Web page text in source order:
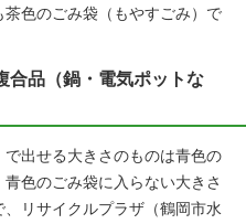
色のごみ袋（もやすごみ）で
合品（鍋・電気ポットな
出せる大きさのものは青色の
色のごみ袋に入らない大きさ
リサイクルプラザ（鶴岡市水